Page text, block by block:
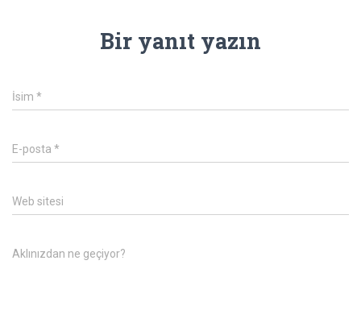
Bir yanıt yazın
İsim *
E-posta *
Web sitesi
Aklınızdan ne geçiyor?